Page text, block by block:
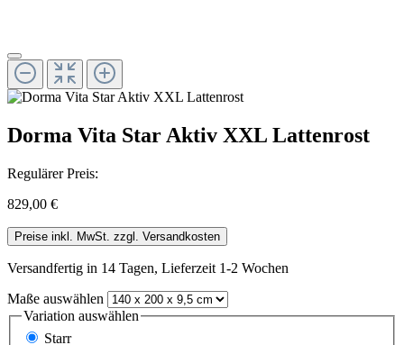
Dorma Vita Star Aktiv XXL Lattenrost
Regulärer Preis:
829,00 €
Preise inkl. MwSt. zzgl. Versandkosten
Versandfertig in 14 Tagen, Lieferzeit 1-2 Wochen
Maße auswählen
Variation auswählen
Starr